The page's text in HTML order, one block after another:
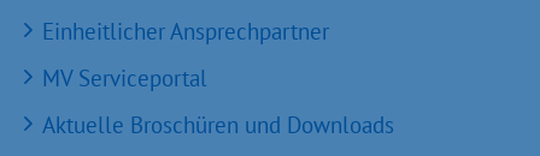
Einheitlicher Ansprechpartner
MV Serviceportal
Aktuelle Broschüren und Downloads